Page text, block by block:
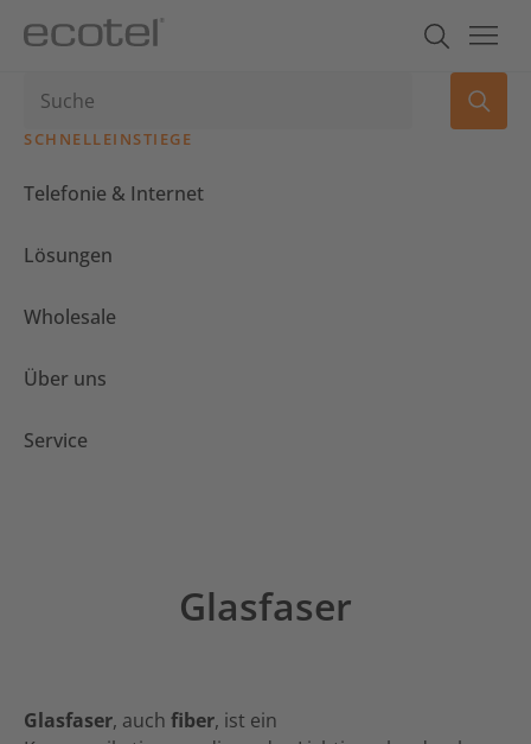
SCHNELLEINSTIEGE
Telefonie & Internet
Lösungen
Wholesale
Über uns
Service
Glasfaser
Glasfaser, auch fiber, ist ein